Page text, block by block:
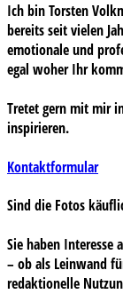
Ich bin Torsten
bereits seit vielen
emotionale und
egal woher Ihr
Tretet gern mit mir
inspirieren.
Kontaktformular
Sind die Fotos
Sie haben Interesse
– ob als Leinwand
redaktionelle